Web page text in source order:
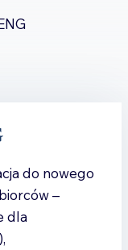
do nowego
–
dla